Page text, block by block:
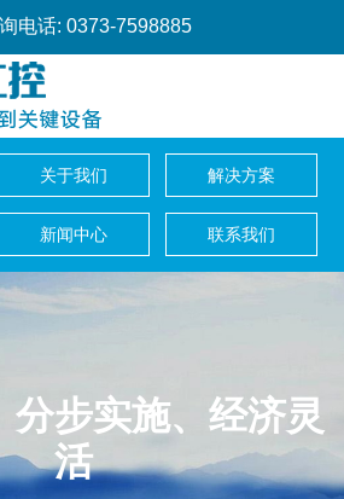
电话: 0373-7598885
关于我们 解决方案
新闻中心 联系我们
分步实施、经济灵
活